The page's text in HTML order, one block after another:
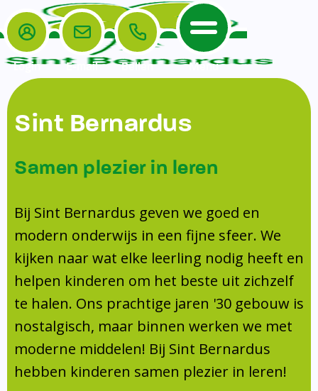
Home
De School
Veiligheidsplan
Onderwijs
Leerlingenraad
Leerlingenzorg
Doorstroomtoets
Jeugdprofessional op school
Centrum Jeugd en Gezin
Schoollogopedie
schoolondersteuningsprofiel
Schooltijden
Absentie
Vakanties
Aanmelden
Het Team
Ouders
Ouders
Tussenschoolse opvang
Activiteitencommissie (AC)
Medezeggenschapsraad (MR)
Formulieren
Klachtenregeling
Contact
Login E-mail Bellen Menu
Sint Bernardus
Samen plezier in leren
Bij Sint Bernardus geven we goed en
modern onderwijs in een fijne sfeer. We
kijken naar wat elke leerling nodig heeft en
helpen kinderen om het beste uit zichzelf
te halen. Ons prachtige jaren '30 gebouw is
nostalgisch, maar binnen werken we met
moderne middelen! Bij Sint Bernardus
hebben kinderen samen plezier in leren!